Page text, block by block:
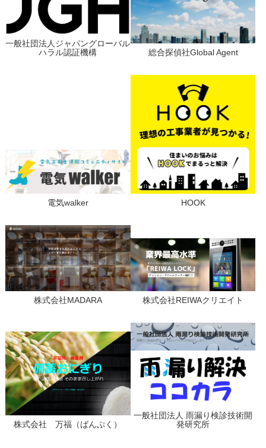
一般社団法人ジャパングローバル
ハラル認証機構
総合探偵社Global Agent
電気walker HOOK
株式会社MADARA 株式会社REIWAクリエイト
株式会社 万福（ばんぷく）
一般社団法人 雨漏り検診技術開
発研究所